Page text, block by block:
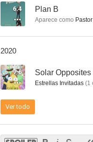
7.6
6.4 Plan B
Aparece como
2020
7.6 Solar Opposites
Estrellas Invitadas (1
Ver todo